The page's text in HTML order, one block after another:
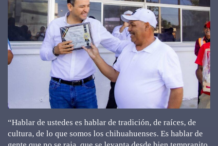
“Hablar de ustedes es hablar de tradición, de raíces, de
cultura, de lo que somos los chihuahuenses. Es hablar de